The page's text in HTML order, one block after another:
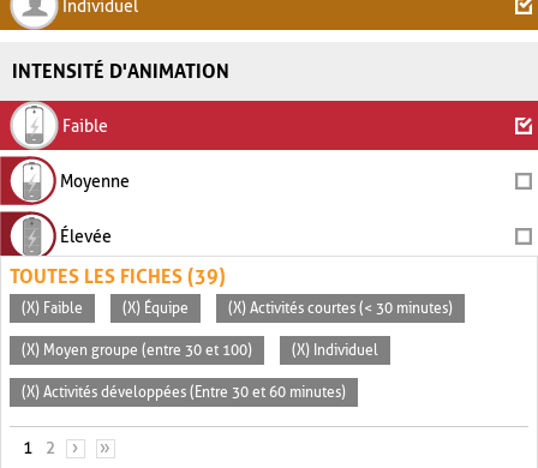
Individuel
INTENSITÉ D'ANIMATION
Faible
Moyenne
Élevée
TOUTES LES FICHES (39)
(X) Faible (X) Équipe (X) Activités courtes (< 30 minutes)
(X) Moyen groupe (entre 30 et 100) (X) Individuel
(X) Activités développées (Entre 30 et 60 minutes)
PAGES
1 2 › »